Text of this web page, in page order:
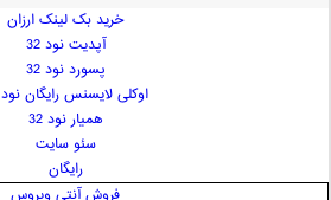
خرید بک لینک ارزان
آپدیت نود 32
پسورد نود 32
اوکلی لایسنس رایگان نود 32
همیار نود 32
سئو سایت
رایگان